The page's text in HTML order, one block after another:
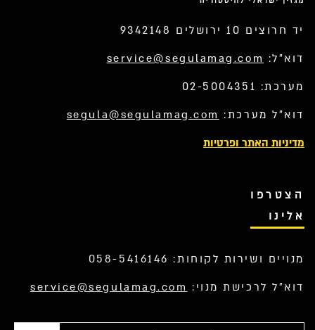
יד חרוצים 10 ירושלים 9342148
דוא”ל: service@segulamag.com
מערכת: 02-5004351
דוא”ל מערכת: segula@segulamag.com
מדיניות האתר ופרטיות
הצטרפו
אלינו
מנויים ושירות לקוחות: 058-5416146
דוא”ל לרכישת מנוי: service@segulamag.com